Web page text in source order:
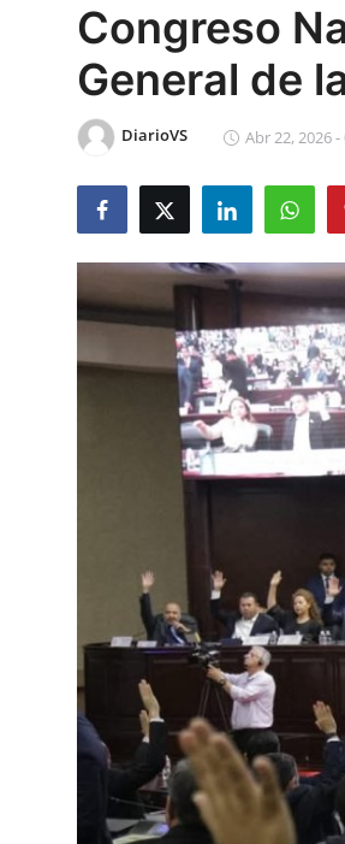
Contact
Ambiente
Gobierno
Congreso
General de
DiarioVS Abr 22, 2026 -